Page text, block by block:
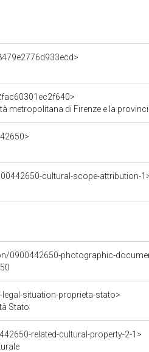
metropolitana di Firenze e la
cultural-scope-attribution-
0900442650-photographic-
situation-proprieta-stato>
Stato
related-cultural-property-2-1>